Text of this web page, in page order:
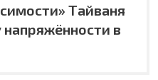
Тайваня
напряжённости в